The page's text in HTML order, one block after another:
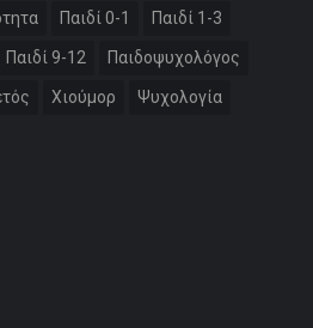
Παιδί 0-1 Παιδί 1-3
Παιδί 9-12 Παιδοψυχολόγος
Χιούμορ Ψυχολογία